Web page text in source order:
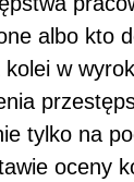
albo kto
w
tylko na
oceny